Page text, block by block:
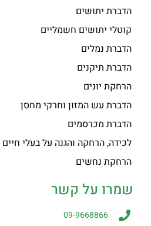
הדברת יתושים
קוטלי יתושים חשמליים
הדברת נמלים
הדברת תיקנים
הרחקת יונים
הדברת עש המזון וחרקי מחסן
הדברת מכרסמים
לכידה, הרחקה והגנה על בעלי חיים
הרחקת נחשים
שמרו על קשר
09-9668866